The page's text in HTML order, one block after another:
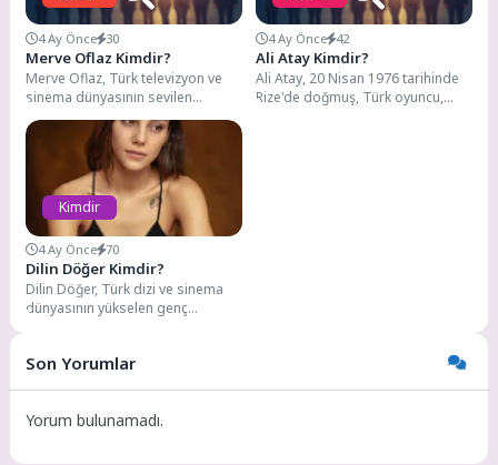
4 Ay Önce 30
Merve Oflaz Kimdir?
Merve Oflaz, Türk televizyon ve
sinema dünyasının sevilen
oyuncularından biri. Hem Survivor
şampiyonluğuyla hem de...
4 Ay Önce 42
Ali Atay Kimdir?
Ali Atay, 20 Nisan 1976 tarihinde
Rize'de doğmuş, Türk oyuncu,
Kimdir
4 Ay Önce 70
Dilin Döğer Kimdir?
Dilin Döğer, Türk dizi ve sinema
dünyasının yükselen genç
Son Yorumlar
Yorum bulunamadı.